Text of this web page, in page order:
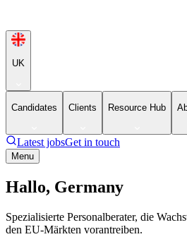
UK
Candidates Clients Resource Hub
Latest jobsGet in touch
Menu
Hallo, Germany
Spezialisierte Personalberater, die
den EU-Märkten vorantreiben.